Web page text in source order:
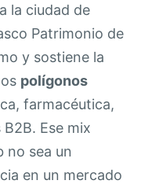
la ciudad de
Patrimonio de
y sostiene la
polígonos
farmacéutica,
Ese mix
no sea un
en un mercado